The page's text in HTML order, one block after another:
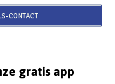
CONTACT
gratis app